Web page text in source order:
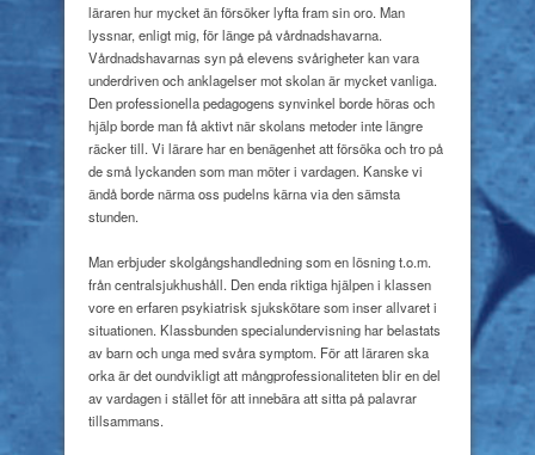
läraren hur mycket än försöker lyfta fram sin oro. Man
lyssnar, enligt mig, för länge på vårdnadshavarna.
Vårdnadshavarnas syn på elevens svårigheter kan vara
underdriven och anklagelser mot skolan är mycket vanliga.
Den professionella pedagogens synvinkel borde höras och
hjälp borde man få aktivt när skolans metoder inte längre
räcker till. Vi lärare har en benägenhet att försöka och tro på
de små lyckanden som man möter i vardagen. Kanske vi
ändå borde närma oss pudelns kärna via den sämsta
stunden.
Man erbjuder skolgångshandledning som en lösning t.o.m.
från centralsjukhushåll. Den enda riktiga hjälpen i klassen
vore en erfaren psykiatrisk sjukskötare som inser allvaret i
situationen. Klassbunden specialundervisning har belastats
av barn och unga med svåra symptom. För att läraren ska
orka är det oundvikligt att mångprofessionaliteten blir en del
av vardagen i stället för att innebära att sitta på palavrar
tillsammans.